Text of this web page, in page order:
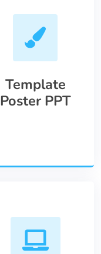
Template
Poster PPT